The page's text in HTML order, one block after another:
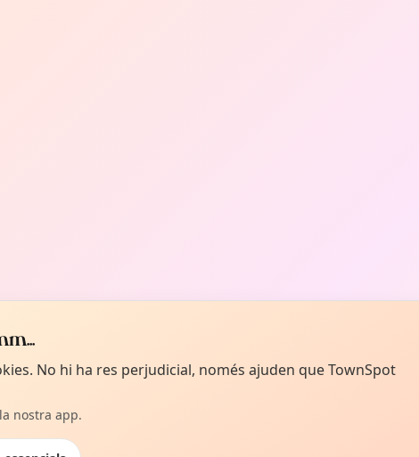
No hi ha res perjudicial, només ajuden que TownSpot
nostra app.